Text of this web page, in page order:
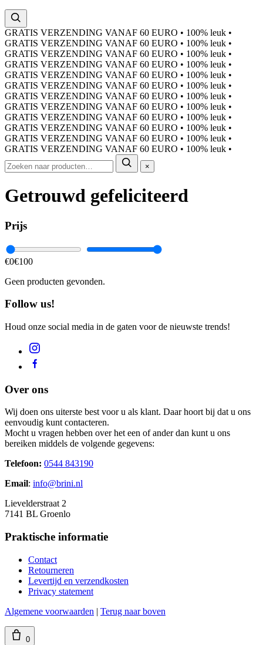
GRATIS VERZENDING VANAF 60 EURO • 100% leuk •
GRATIS VERZENDING VANAF 60 EURO • 100% leuk •
GRATIS VERZENDING VANAF 60 EURO • 100% leuk •
GRATIS VERZENDING VANAF 60 EURO • 100% leuk •
GRATIS VERZENDING VANAF 60 EURO • 100% leuk •
GRATIS VERZENDING VANAF 60 EURO • 100% leuk •
GRATIS VERZENDING VANAF 60 EURO • 100% leuk •
GRATIS VERZENDING VANAF 60 EURO • 100% leuk •
GRATIS VERZENDING VANAF 60 EURO • 100% leuk •
GRATIS VERZENDING VANAF 60 EURO • 100% leuk •
GRATIS VERZENDING VANAF 60 EURO • 100% leuk •
GRATIS VERZENDING VANAF 60 EURO • 100% leuk •
×
Getrouwd gefeliciteerd
Prijs
€0€100
Geen producten gevonden.
Follow us!
Houd onze social media in de gaten voor de nieuwste trends!
Over ons
Wij doen ons uiterste best voor u als klant. Daar hoort bij dat u ons
eenvoudig kunt contacteren.
Mocht u vragen hebben over het een of ander dan kunt u ons
bereiken middels de volgende gegevens:
Telefoon: 0544 843190
Email: info@brini.nl
Lievelderstraat 2
7141 BL Groenlo
Praktische informatie
Contact
Retourneren
Levertijd en verzendkosten
Privacy statement
Algemene voorwaarden | Terug naar boven
0